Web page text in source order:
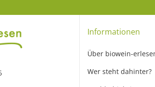
Informationen
Über biowein-
Wer steht dahinter?